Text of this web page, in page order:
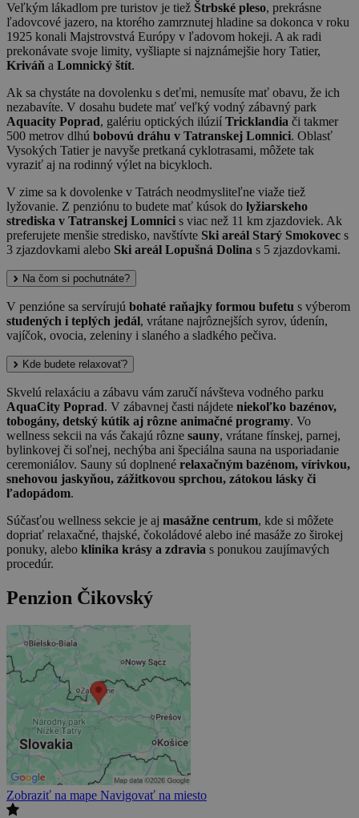
Veľkým lákadlom pre turistov je tiež Štrbské pleso, prekrásne
ľadovcové jazero, na ktorého zamrznutej hladine sa dokonca v roku
1925 konali Majstrovstvá Európy v ľadovom hokeji. A ak radi
prekonávate svoje limity, vyšliapte si najznámejšie hory Tatier,
Kriváň a Lomnický štít.
Ak sa chystáte na dovolenku s deťmi, nemusíte mať obavu, že ich
nezabavíte. V dosahu budete mať veľký vodný zábavný park
Aquacity Poprad, galériu optických ilúzií Tricklandia či takmer
500 metrov dlhú bobovú dráhu v Tatranskej Lomnici. Oblasť
Vysokých Tatier je navyše pretkaná cyklotrasami, môžete tak
vyraziť aj na rodinný výlet na bicykloch.
V zime sa k dovolenke v Tatrách neodmysliteľne viaže tiež
lyžovanie. Z penziónu to budete mať kúsok do lyžiarskeho
strediska v Tatranskej Lomnici s viac než 11 km zjazdoviek. Ak
preferujete menšie stredisko, navštívte Ski areál Starý Smokovec s
3 zjazdovkami alebo Ski areál Lopušná Dolina s 5 zjazdovkami.
Na čom si pochutnáte?
V penzióne sa servírujú bohaté raňajky formou bufetu s výberom
studených i teplých jedál, vrátane najrôznejších syrov, údenín,
vajíčok, ovocia, zeleniny i slaného a sladkého pečiva.
Kde budete relaxovať?
Skvelú relaxáciu a zábavu vám zaručí návšteva vodného parku
AquaCity Poprad. V zábavnej časti nájdete niekoľko bazénov,
tobogány, detský kútik aj rôzne animačné programy. Vo
wellness sekcii na vás čakajú rôzne sauny, vrátane fínskej, parnej,
bylinkovej či soľnej, nechýba ani špeciálna sauna na usporiadanie
ceremoniálov. Sauny sú doplnené relaxačným bazénom, vírivkou,
snehovou jaskyňou, zážitkovou sprchou, zátokou lásky či
ľadopádom.
Súčasťou wellness sekcie je aj masážne centrum, kde si môžete
dopriať relaxačné, thajské, čokoládové alebo iné masáže zo širokej
ponuky, alebo klinika krásy a zdravia s ponukou zaujímavých
procedúr.
Penzion Čikovský
Zobraziť na mape Navigovať na miesto